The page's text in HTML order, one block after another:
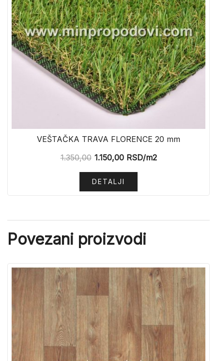
VEŠTAČKA TRAVA FLORENCE 20 mm
1.350,00 1.150,00RSD/m2
DETALJI
Povezani proizvodi